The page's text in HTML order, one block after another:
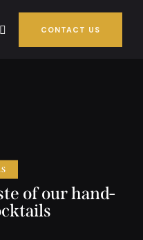
CONTACT US
of our hand-